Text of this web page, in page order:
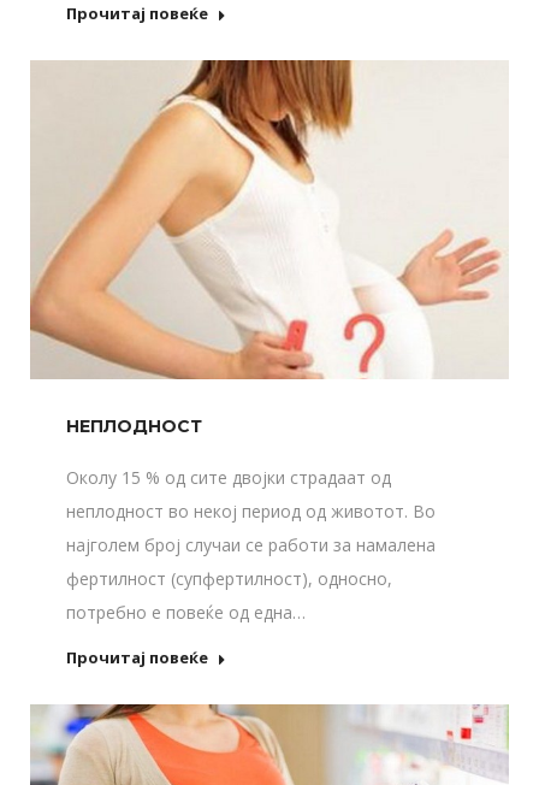
Прочитај повеќе
НЕПЛОДНОСТ
Околу 15 % од сите двојки страдаат од
неплодност во некој период од животот. Во
најголем број случаи се работи за намалена
фертилност (супфертилност), односно,
потребно е повеќе од една…
Прочитај повеќе